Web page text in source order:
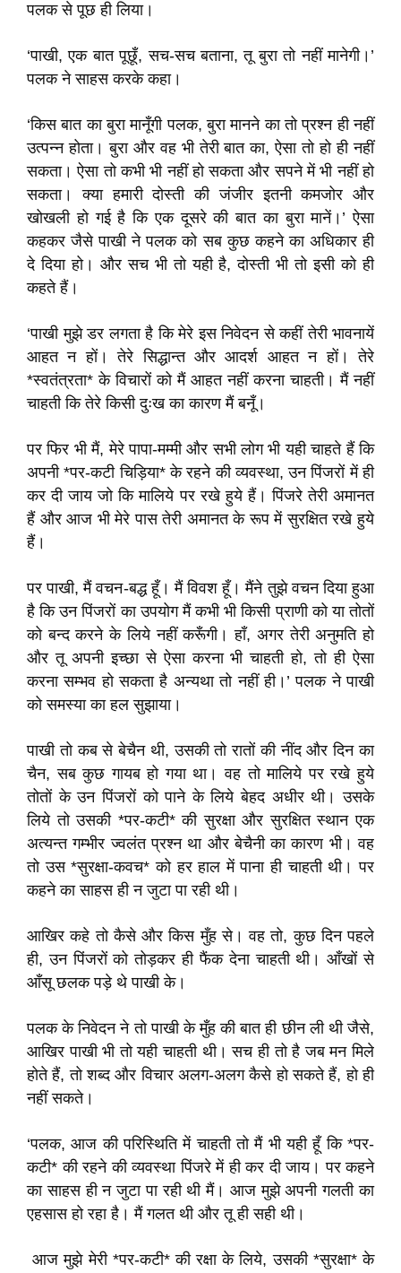
पलक से पूछ ही लिया।
‘पाखी, एक बात पूछूँ, सच-सच बताना, तू बुरा तो नहीं मानेगी।’
पलक ने साहस करके कहा।
‘किस बात का बुरा मानूँगी पलक, बुरा मानने का तो प्रश्न ही नहीं
उत्पन्न होता। बुरा और वह भी तेरी बात का, ऐसा तो हो ही नहीं
सकता। ऐसा तो कभी भी नहीं हो सकता और सपने में भी नहीं हो
सकता। क्या हमारी दोस्ती की जंजीर इतनी कमजोर और
खोखली हो गई है कि एक दूसरे की बात का बुरा मानें।’ ऐसा
कहकर जैसे पाखी ने पलक को सब कुछ कहने का अधिकार ही
दे दिया हो। और सच भी तो यही है, दोस्ती भी तो इसी को ही
कहते हैं।
‘पाखी मुझे डर लगता है कि मेरे इस निवेदन से कहीं तेरी भावनायें
आहत न हों। तेरे सिद्धान्त और आदर्श आहत न हों। तेरे
*स्वतंत्रता* के विचारों को मैं आहत नहीं करना चाहती। मैं नहीं
चाहती कि तेरे किसी दुःख का कारण मैं बनूँ।
पर फिर भी मैं, मेरे पापा-मम्मी और सभी लोग भी यही चाहते हैं कि
अपनी *पर-कटी चिड़िया* के रहने की व्यवस्था, उन पिंजरों में ही
कर दी जाय जो कि मालिये पर रखे हुये हैं। पिंजरे तेरी अमानत
हैं और आज भी मेरे पास तेरी अमानत के रूप में सुरक्षित रखे हुये
हैं।
पर पाखी, मैं वचन-बद्ध हूँ। मैं विवश हूँ। मैंने तुझे वचन दिया हुआ
है कि उन पिंजरों का उपयोग मैं कभी भी किसी प्राणी को या तोतों
को बन्द करने के लिये नहीं करूँगी। हाँ, अगर तेरी अनुमति हो
और तू अपनी इच्छा से ऐसा करना भी चाहती हो, तो ही ऐसा
करना सम्भव हो सकता है अन्यथा तो नहीं ही।’ पलक ने पाखी
को समस्या का हल सुझाया।
पाखी तो कब से बेचैन थी, उसकी तो रातों की नींद और दिन का
चैन, सब कुछ गायब हो गया था। वह तो मालिये पर रखे हुये
तोतों के उन पिंजरों को पाने के लिये बेहद अधीर थी। उसके
लिये तो उसकी *पर-कटी* की सुरक्षा और सुरक्षित स्थान एक
अत्यन्त गम्भीर ज्वलंत प्रश्न था और बेचैनी का कारण भी। वह
तो उस *सुरक्षा-कवच* को हर हाल में पाना ही चाहती थी। पर
कहने का साहस ही न जुटा पा रही थी।
आखिर कहे तो कैसे और किस मुँह से। वह तो, कुछ दिन पहले
ही, उन पिंजरों को तोड़कर ही फैंक देना चाहती थी। आँखों से
आँसू छलक पड़े थे पाखी के।
पलक के निवेदन ने तो पाखी के मुँह की बात ही छीन ली थी जैसे,
आखिर पाखी भी तो यही चाहती थी। सच ही तो है जब मन मिले
होते हैं, तो शब्द और विचार अलग-अलग कैसे हो सकते हैं, हो ही
नहीं सकते।
‘पलक, आज की परिस्थिति में चाहती तो मैं भी यही हूँ कि *पर-
कटी* की रहने की व्यवस्था पिंजरे में ही कर दी जाय। पर कहने
का साहस ही न जुटा पा रही थी मैं। आज मुझे अपनी गलती का
एहसास हो रहा है। मैं गलत थी और तू ही सही थी।
आज मुझे मेरी *पर-कटी* की रक्षा के लिये, उसकी *सुरक्षा* के